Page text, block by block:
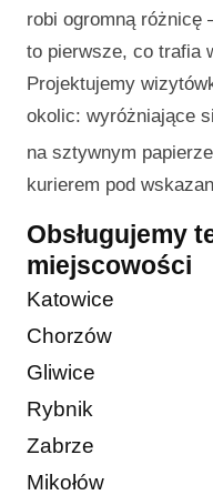
robi ogromną
to pierwsze, co trafia
Projektujemy
okolic: wyróżniające
na sztywnym
kurierem pod
Obsługujemy
miejscowości
Katowice
Chorzów
Gliwice
Rybnik
Zabrze
Mikołów